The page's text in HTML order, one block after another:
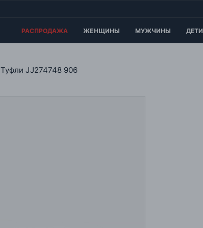
РАСПРОДАЖА ЖЕНЩИНЫ МУЖЧИНЫ ДЕТИ
Туфли JJ274748 906